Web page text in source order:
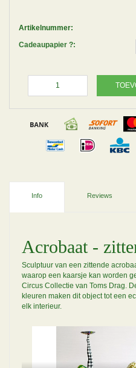
Artikelnummer:
Cadeaupapier ?:
Info Reviews
Acrobaat -
Sculptuur van een zittende
waarop een kaarsje kan worden
Circus Collectie van Toms Drag.
kleuren maken dit object tot een
elk interieur.